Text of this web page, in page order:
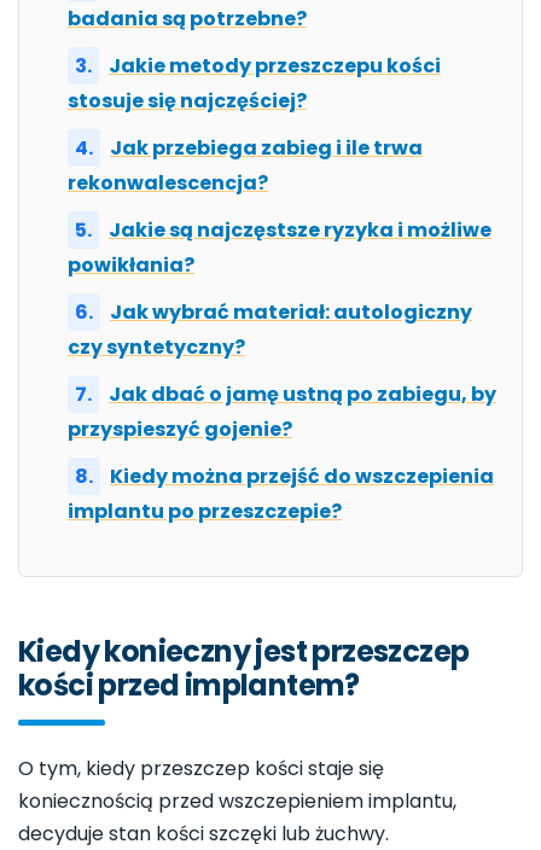
badania są potrzebne?
Jakie metody przeszczepu kości
stosuje się najczęściej?
Jak przebiega zabieg i ile trwa
rekonwalescencja?
Jakie są najczęstsze ryzyka i możliwe
powikłania?
Jak wybrać materiał: autologiczny
czy syntetyczny?
Jak dbać o jamę ustną po zabiegu, by
przyspieszyć gojenie?
Kiedy można przejść do wszczepienia
implantu po przeszczepie?
Kiedy konieczny jest przeszczep
kości przed implantem?
O tym, kiedy przeszczep kości staje się
koniecznością przed wszczepieniem implantu,
decyduje stan kości szczęki lub żuchwy.